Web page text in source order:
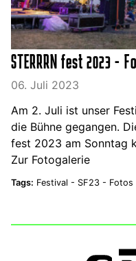
STERRRN fest 2023 -
06. Juli 2023
Am 2. Juli ist unser
die Bühne gegangen.
fest 2023 am Sonntag
Zur Fotogalerie
Tags: Festival - SF23 - Fotos